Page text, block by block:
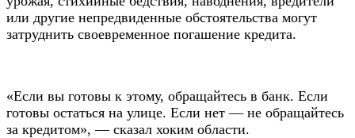
или другие непредвиденные обстоятельства могут
затруднить своевременное погашение кредита.
«Если вы готовы к этому, обращайтесь в банк. Если
готовы остаться на улице. Если нет — не обращайтесь
за кредитом», — сказал хоким области.